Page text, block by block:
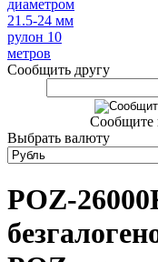
Сообщить другу
Сообщите
Выбрать валюту
POZ-